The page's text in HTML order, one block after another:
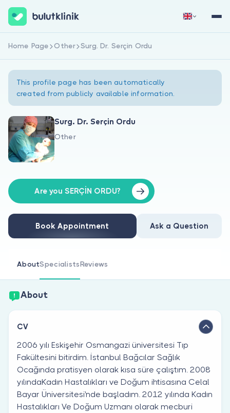
About Us
For Doctors
Are you a doctor?
Sign Up Now
Home Page Other Surg. Dr. Serçin Ordu
This profile page has been automatically
created from publicly available information.
Surg. Dr. Serçin Ordu
Other
Are you SERÇİN ORDU?
Book Appointment Ask a Question
AboutSpecialistsReviews
About
CV
2006 yılı Eskişehir Osmangazi üniversitesi Tıp
Fakültesini bitirdim. İstanbul Bağcılar Sağlık
Ocağında pratisyen olarak kısa süre çalıştım. 2008
yılındaKadın Hastalıkları ve Doğum ihtisasına Celal
Bayar Üniversitesi'nde başladım. 2012 yılında Kadın
Hastalıkları Ve Doğum Uzmanı olarak mecburi